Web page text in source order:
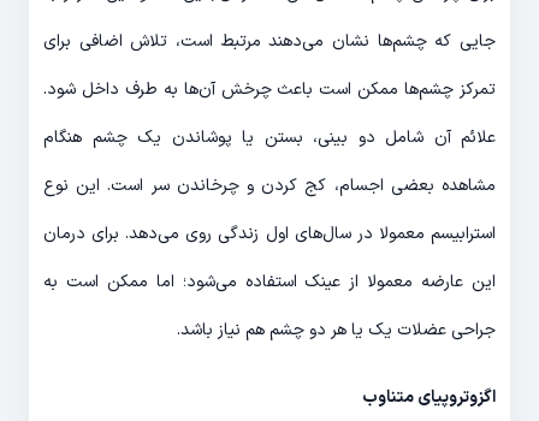
جایی که چشم‌ها نشان می‌دهند مرتبط است، تلاش اضافی برای
تمرکز چشم‌ها ممکن است باعث چرخش آن‌ها به طرف داخل شود.
علائم آن شامل دو بینی، بستن یا پوشاندن یک چشم هنگام
مشاهده بعضی اجسام، کج کردن و چرخاندن سر است. این نوع
استرابیسم معمولا در سال‌های اول زندگی روی می‌دهد. برای درمان
این عارضه معمولا از عینک استفاده می‌شود؛ اما ممکن است به
جراحی عضلات یک یا هر دو چشم هم نیاز باشد.
اگزوتروپیای متناوب